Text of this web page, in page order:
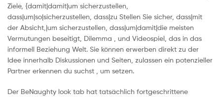
Ziele, {damit|damit|um sicherzustellen,
dass|um|so|sicherzustellen, dass|zu Stellen Sie sicher, dass|mit
der Absicht,|um sicherzustellen, dass|um|damit|die meisten
Vermutungen beseitigt, Dilemma , und Videospiel, das in das
informell Beziehung Welt. Sie können erwerben direkt zu der
Idee innerhalb Diskussionen und Seiten, zulassen ein potenzieller
Partner erkennen du suchst , um setzen.
Der BeNaughty look tab hat tatsächlich fortgeschrittene